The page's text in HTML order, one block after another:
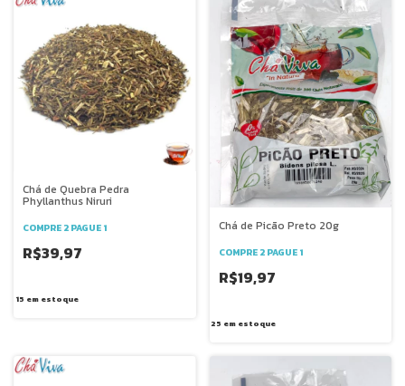
Chá de Quebra Pedra
Phyllanthus Niruri
COMPRE 2 PAGUE 1
R$39,97
15 em estoque
Chá de Picão Preto 20g
COMPRE 2 PAGUE 1
R$19,97
25 em estoque